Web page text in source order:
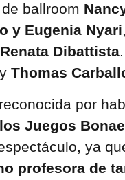
ballroom
y Eugenia Nyari
Dibattista
y Thomas
por
Juegos
ya
profesora de